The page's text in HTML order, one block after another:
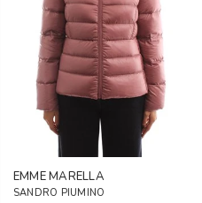
EMME MARELLA
SANDRO PIUMINO